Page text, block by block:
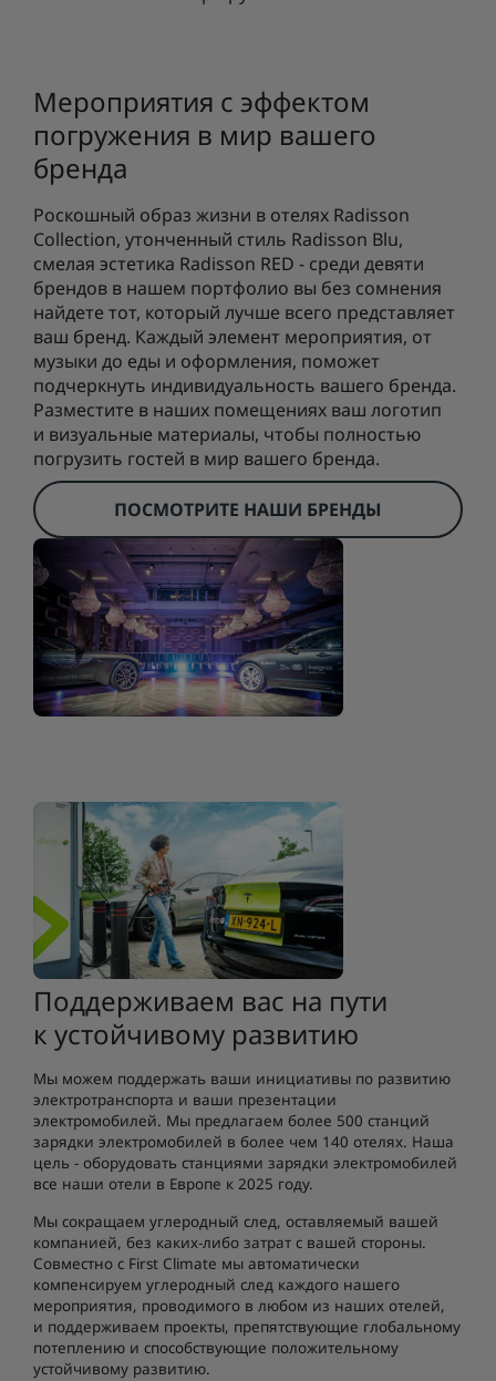
Мероприятия с эффектом
погружения в мир вашего
бренда
Роскошный образ жизни в отелях Radisson
Collection, утонченный стиль Radisson Blu,
смелая эстетика Radisson RED - среди девяти
брендов в нашем портфолио вы без сомнения
найдете тот, который лучше всего представляет
ваш бренд. Каждый элемент мероприятия, от
музыки до еды и оформления, поможет
подчеркнуть индивидуальность вашего бренда.
Разместите в наших помещениях ваш логотип
и визуальные материалы, чтобы полностью
погрузить гостей в мир вашего бренда.
ПОСМОТРИТЕ НАШИ БРЕНДЫ
Поддерживаем вас на пути
к устойчивому развитию
Мы можем поддержать ваши инициативы по развитию
электротранспорта и ваши презентации
электромобилей. Мы предлагаем более 500 станций
зарядки электромобилей в более чем 140 отелях. Наша
цель - оборудовать станциями зарядки электромобилей
все наши отели в Европе к 2025 году.
Мы сокращаем углеродный след, оставляемый вашей
компанией, без каких-либо затрат с вашей стороны.
Совместно с First Climate мы автоматически
компенсируем углеродный след каждого нашего
мероприятия, проводимого в любом из наших отелей,
и поддерживаем проекты, препятствующие глобальному
потеплению и способствующие положительному
устойчивому развитию.